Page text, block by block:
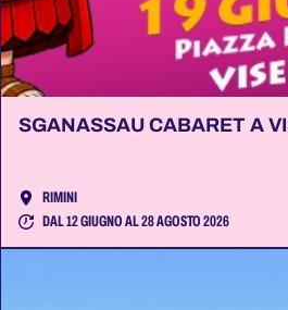
SGANASSAU CABARET A
RIMINI
DAL 12 GIUGNO AL 28 AGOSTO 2026